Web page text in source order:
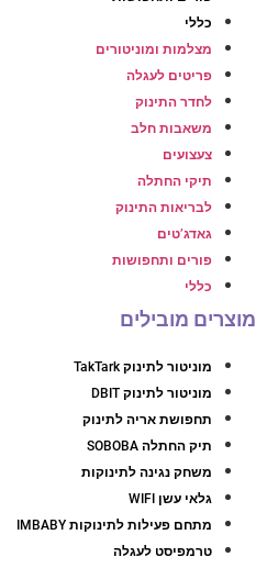
כללי
מצלמות ומוניטורים
פריטים לעגלה
לחדר התינוק
משאבות חלב
צעצועים
תיקי החתלה
לבריאות התינוק
גאדג’טים
פורים ותחפושות
כללי
מוצרים מובילים
מוניטור לתינוק TakTark
מוניטור לתינוק DBIT
תחפושת אריה לתינוק
תיק החתלה SOBOBA
משחק נגינה לתינוקות
גלאי עשן WIFI
מתחם פעילות לתינוקות IMBABY
טרמפיסט לעגלה